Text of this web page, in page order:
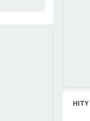
HITY